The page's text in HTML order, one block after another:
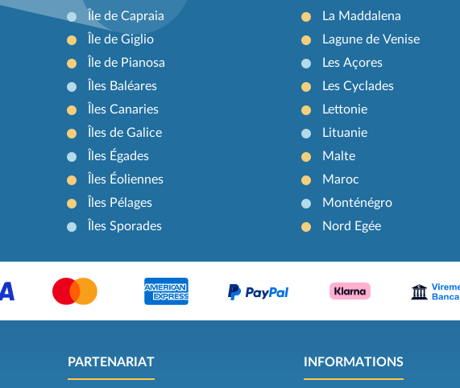
Île de Capraia
Île de Giglio
Île de Pianosa
Îles Baléares
Îles Canaries
Îles de Galice
Îles Égades
Îles Éoliennes
Îles Pélages
Îles Sporades
La Maddalena
Lagune de Venise
Les Açores
Les Cyclades
Lettonie
Lituanie
Malte
Maroc
Monténégro
Nord Egée
PARTENARIAT INFORMATIONS